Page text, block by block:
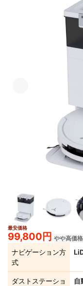
最安価格
99,800円 やや高価格
ナビゲーション方
式
ダストステーショ
自